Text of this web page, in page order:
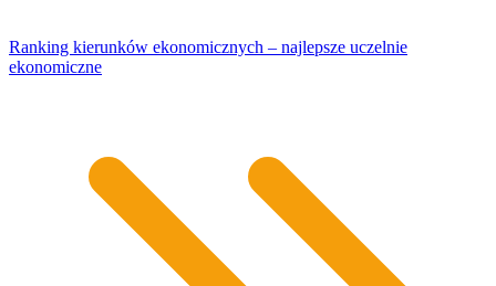
Ranking kierunków ekonomicznych – najlepsze uczelnie
ekonomiczne